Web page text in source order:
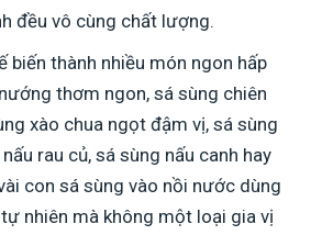
đều vô cùng chất lượng.
biến thành nhiều món ngon hấp
thơm ngon, sá sùng chiên
xào chua ngọt đậm vị, sá sùng
rau củ, sá sùng nấu canh hay
con sá sùng vào nồi nước dùng
nhiên mà không một loại gia vị